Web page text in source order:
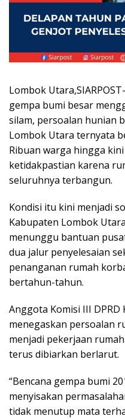
Lombok
gempa bumi besar
silam, persoalan hunian
Lombok Utara ternyata
Ribuan warga hingga
ketidakpastian karena
seluruhnya terbangun.
Kondisi itu kini menjadi
Kabupaten Lombok
menunggu bantuan
dua jalur penyelesaian
penanganan rumah
bertahun-tahun.
Anggota Komisi III DPRD
menegaskan persoalan
menjadi pekerjaan
terus dibiarkan berlarut.
“Bencana gempa bumi
menyisakan
tidak menutup mata